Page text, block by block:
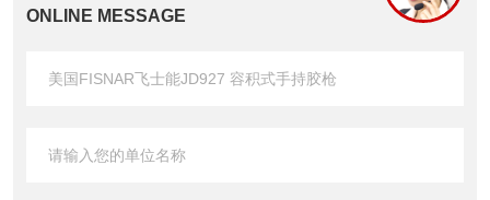
ONLINE MESSAGE